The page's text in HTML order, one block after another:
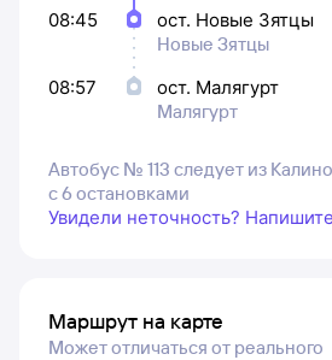
08:45
ост. Новые Зятцы
Новые Зятцы
08:57
ост. Малягурт
Малягурт
Автобус № 113 следует из
с 6 остановками
Увидели неточность?
Маршрут на карте
Может отличаться от реального